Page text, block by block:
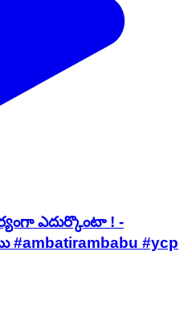
ఎదుర్కొంటా ! -
#ycp